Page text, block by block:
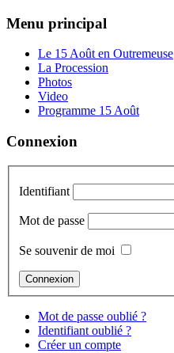
Menu principal
Le 15 Août en Outremeuse
La Procession
Photos
Video
Programme 15 Août
Connexion
Identifiant
Mot de passe
Se souvenir de moi
Mot de passe oublié ?
Identifiant oublié ?
Créer un compte